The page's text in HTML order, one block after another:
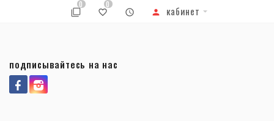
0 0 кабинет
подписывайтесь на нас